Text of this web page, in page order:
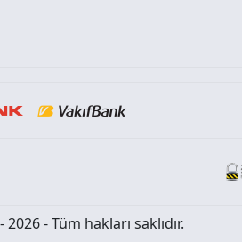
- Tüm hakları saklıdır.